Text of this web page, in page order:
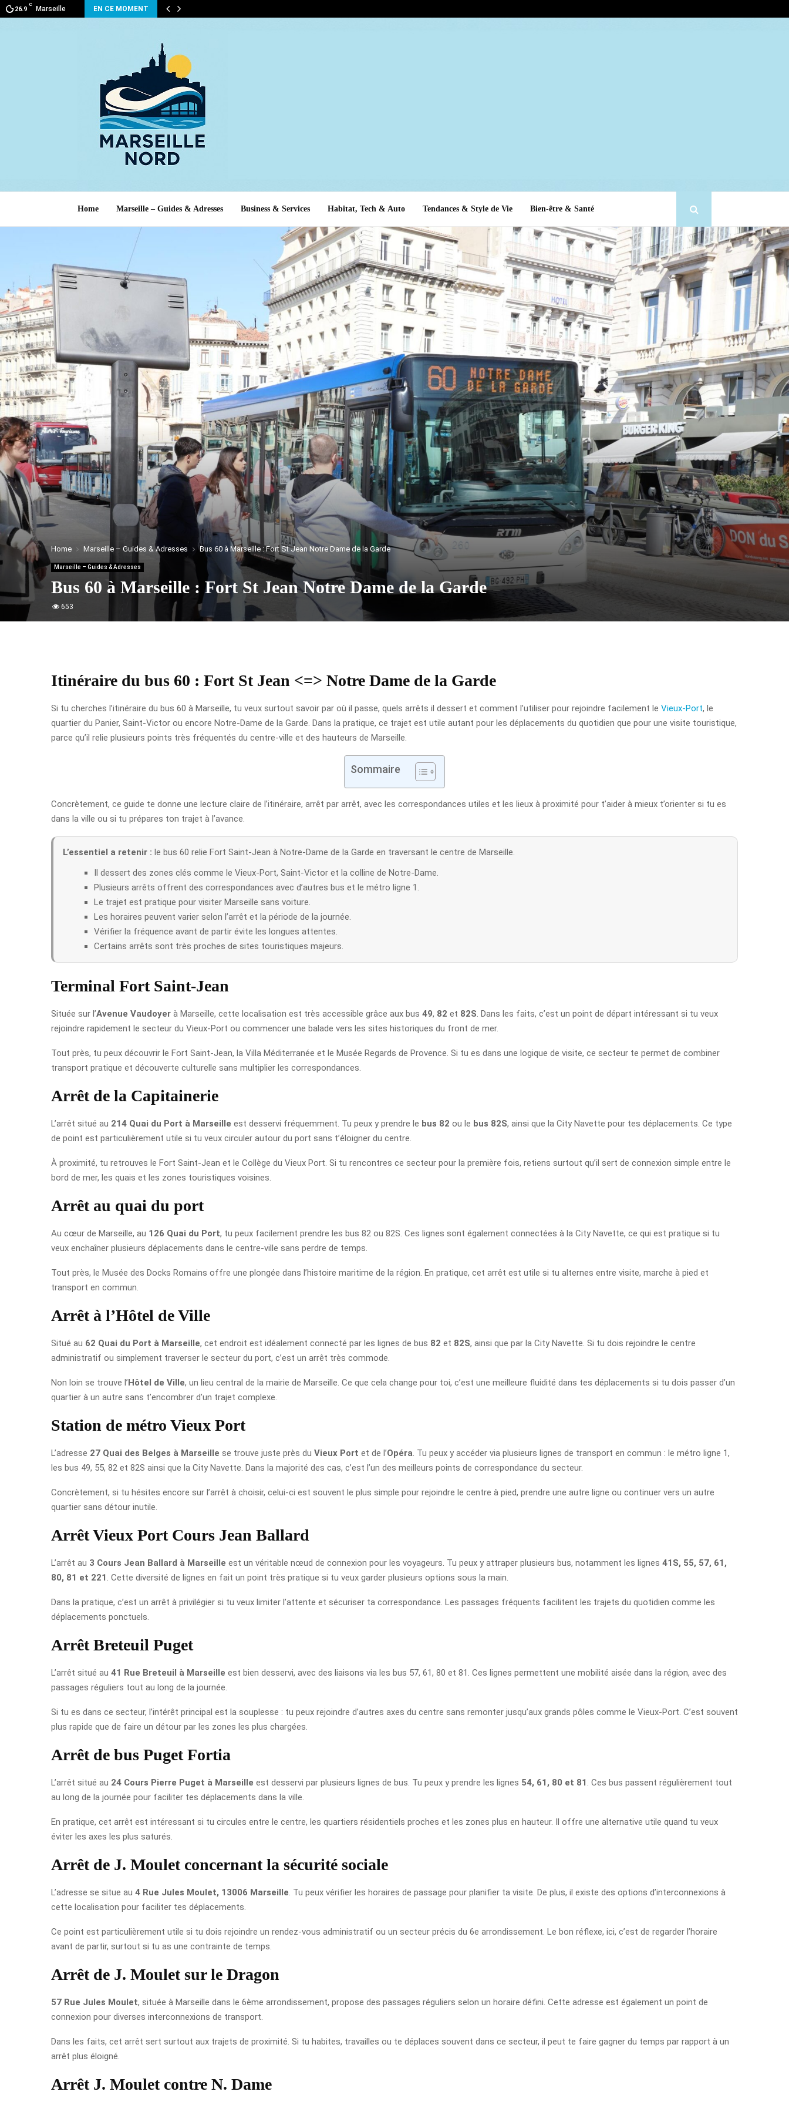
26.9
C
Marseille EN CE MOMENT
Home Marseille – Guides & Adresses Business & Services Habitat, Tech & Auto Tendances & Style de Vie Bien-être & Santé
Home Marseille – Guides & Adresses Bus 60 à Marseille : Fort St Jean Notre Dame de la Garde
Marseille – Guides & Adresses
Bus 60 à Marseille : Fort St Jean Notre Dame de la Garde
653
Itinéraire du bus 60 : Fort St Jean <=> Notre Dame de la Garde
Si tu cherches l’itinéraire du bus 60 à Marseille, tu veux surtout savoir par où il passe, quels arrêts il dessert et comment l’utiliser pour rejoindre facilement le Vieux-Port, le
quartier du Panier, Saint-Victor ou encore Notre-Dame de la Garde. Dans la pratique, ce trajet est utile autant pour les déplacements du quotidien que pour une visite touristique,
parce qu’il relie plusieurs points très fréquentés du centre-ville et des hauteurs de Marseille.
Sommaire
Concrètement, ce guide te donne une lecture claire de l’itinéraire, arrêt par arrêt, avec les correspondances utiles et les lieux à proximité pour t’aider à mieux t’orienter si tu es
dans la ville ou si tu prépares ton trajet à l’avance.
L’essentiel a retenir : le bus 60 relie Fort Saint-Jean à Notre-Dame de la Garde en traversant le centre de Marseille.
Il dessert des zones clés comme le Vieux-Port, Saint-Victor et la colline de Notre-Dame.
Plusieurs arrêts offrent des correspondances avec d’autres bus et le métro ligne 1.
Le trajet est pratique pour visiter Marseille sans voiture.
Les horaires peuvent varier selon l’arrêt et la période de la journée.
Vérifier la fréquence avant de partir évite les longues attentes.
Certains arrêts sont très proches de sites touristiques majeurs.
Terminal Fort Saint-Jean
Située sur l’Avenue Vaudoyer à Marseille, cette localisation est très accessible grâce aux bus 49, 82 et 82S . Dans les faits, c’est un point de départ intéressant si tu veux
rejoindre rapidement le secteur du Vieux-Port ou commencer une balade vers les sites historiques du front de mer.
Tout près, tu peux découvrir le Fort Saint-Jean, la Villa Méditerranée et le Musée Regards de Provence. Si tu es dans une logique de visite, ce secteur te permet de combiner
transport pratique et découverte culturelle sans multiplier les correspondances.
Arrêt de la Capitainerie
L’arrêt situé au 214 Quai du Port à Marseille est desservi fréquemment. Tu peux y prendre le bus 82 ou le bus 82S, ainsi que la City Navette pour tes déplacements. Ce type
de point est particulièrement utile si tu veux circuler autour du port sans t’éloigner du centre.
À proximité, tu retrouves le Fort Saint-Jean et le Collège du Vieux Port. Si tu rencontres ce secteur pour la première fois, retiens surtout qu’il sert de connexion simple entre le
bord de mer, les quais et les zones touristiques voisines.
Arrêt au quai du port
Au cœur de Marseille, au 126 Quai du Port, tu peux facilement prendre les bus 82 ou 82S. Ces lignes sont également connectées à la City Navette, ce qui est pratique si tu
veux enchaîner plusieurs déplacements dans le centre-ville sans perdre de temps.
Tout près, le Musée des Docks Romains offre une plongée dans l’histoire maritime de la région. En pratique, cet arrêt est utile si tu alternes entre visite, marche à pied et
transport en commun.
Arrêt à l’Hôtel de Ville
Situé au 62 Quai du Port à Marseille, cet endroit est idéalement connecté par les lignes de bus 82 et 82S, ainsi que par la City Navette. Si tu dois rejoindre le centre
administratif ou simplement traverser le secteur du port, c’est un arrêt très commode.
Non loin se trouve l’Hôtel de Ville, un lieu central de la mairie de Marseille. Ce que cela change pour toi, c’est une meilleure fluidité dans tes déplacements si tu dois passer d’un
quartier à un autre sans t’encombrer d’un trajet complexe.
Station de métro Vieux Port
L’adresse 27 Quai des Belges à Marseille se trouve juste près du Vieux Port et de l’Opéra . Tu peux y accéder via plusieurs lignes de transport en commun : le métro ligne 1,
les bus 49, 55, 82 et 82S ainsi que la City Navette. Dans la majorité des cas, c’est l’un des meilleurs points de correspondance du secteur.
Concrètement, si tu hésites encore sur l’arrêt à choisir, celui-ci est souvent le plus simple pour rejoindre le centre à pied, prendre une autre ligne ou continuer vers un autre
quartier sans détour inutile.
Arrêt Vieux Port Cours Jean Ballard
L’arrêt au 3 Cours Jean Ballard à Marseille est un véritable nœud de connexion pour les voyageurs. Tu peux y attraper plusieurs bus, notamment les lignes 41S, 55, 57, 61,
80, 81 et 221 . Cette diversité de lignes en fait un point très pratique si tu veux garder plusieurs options sous la main.
Dans la pratique, c’est un arrêt à privilégier si tu veux limiter l’attente et sécuriser ta correspondance. Les passages fréquents facilitent les trajets du quotidien comme les
déplacements ponctuels.
Arrêt Breteuil Puget
L’arrêt situé au 41 Rue Breteuil à Marseille est bien desservi, avec des liaisons via les bus 57, 61, 80 et 81. Ces lignes permettent une mobilité aisée dans la région, avec des
passages réguliers tout au long de la journée.
Si tu es dans ce secteur, l’intérêt principal est la souplesse : tu peux rejoindre d’autres axes du centre sans remonter jusqu’aux grands pôles comme le Vieux-Port. C’est souvent
plus rapide que de faire un détour par les zones les plus chargées.
Arrêt de bus Puget Fortia
L’arrêt situé au 24 Cours Pierre Puget à Marseille est desservi par plusieurs lignes de bus. Tu peux y prendre les lignes 54, 61, 80 et 81 . Ces bus passent régulièrement tout
au long de la journée pour faciliter tes déplacements dans la ville.
En pratique, cet arrêt est intéressant si tu circules entre le centre, les quartiers résidentiels proches et les zones plus en hauteur. Il offre une alternative utile quand tu veux
éviter les axes les plus saturés.
Arrêt de J. Moulet concernant la sécurité sociale
L’adresse se situe au 4 Rue Jules Moulet, 13006 Marseille . Tu peux vérifier les horaires de passage pour planifier ta visite. De plus, il existe des options d’interconnexions à
cette localisation pour faciliter tes déplacements.
Ce point est particulièrement utile si tu dois rejoindre un rendez-vous administratif ou un secteur précis du 6e arrondissement. Le bon réflexe, ici, c’est de regarder l’horaire
avant de partir, surtout si tu as une contrainte de temps.
Arrêt de J. Moulet sur le Dragon
57 Rue Jules Moulet, située à Marseille dans le 6ème arrondissement, propose des passages réguliers selon un horaire défini. Cette adresse est également un point de
connexion pour diverses interconnexions de transport.
Dans les faits, cet arrêt sert surtout aux trajets de proximité. Si tu habites, travailles ou te déplaces souvent dans ce secteur, il peut te faire gagner du temps par rapport à un
arrêt plus éloigné.
Arrêt J. Moulet contre N. Dame